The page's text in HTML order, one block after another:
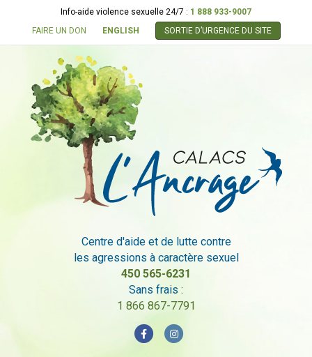
Info-aide violence sexuelle 24/7 : 1 888 933-9007
FAIRE UN DON
ENGLISH SORTIE D’URGENCE DU SITE
Centre d'aide et de lutte contre
les agressions à caractère sexuel
450 565-6231
Sans frais :
1 866 867-7791
FacebookInstagram